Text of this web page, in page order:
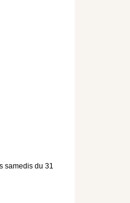
samedis du 31